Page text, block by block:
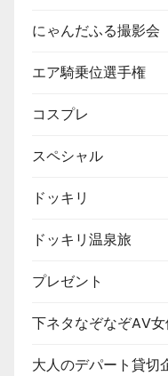
にゃんだふる撮影会
エア騎乗位選手権
コスプレ
スペシャル
ドッキリ
ドッキリ温泉旅
プレゼント
下ネタなぞなぞAV
大人のデパート貸切